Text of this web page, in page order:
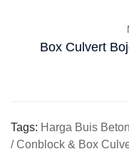
Box Culvert
Tags: Harga Buis
/ Conblock & Box